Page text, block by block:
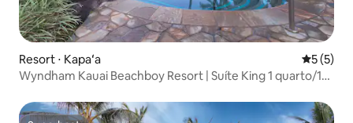
Resort ⋅ Kapaʻa 5 de
5 (5)
Wyndham Kauai Beachboy Resort | Suíte King 1 quarto/1